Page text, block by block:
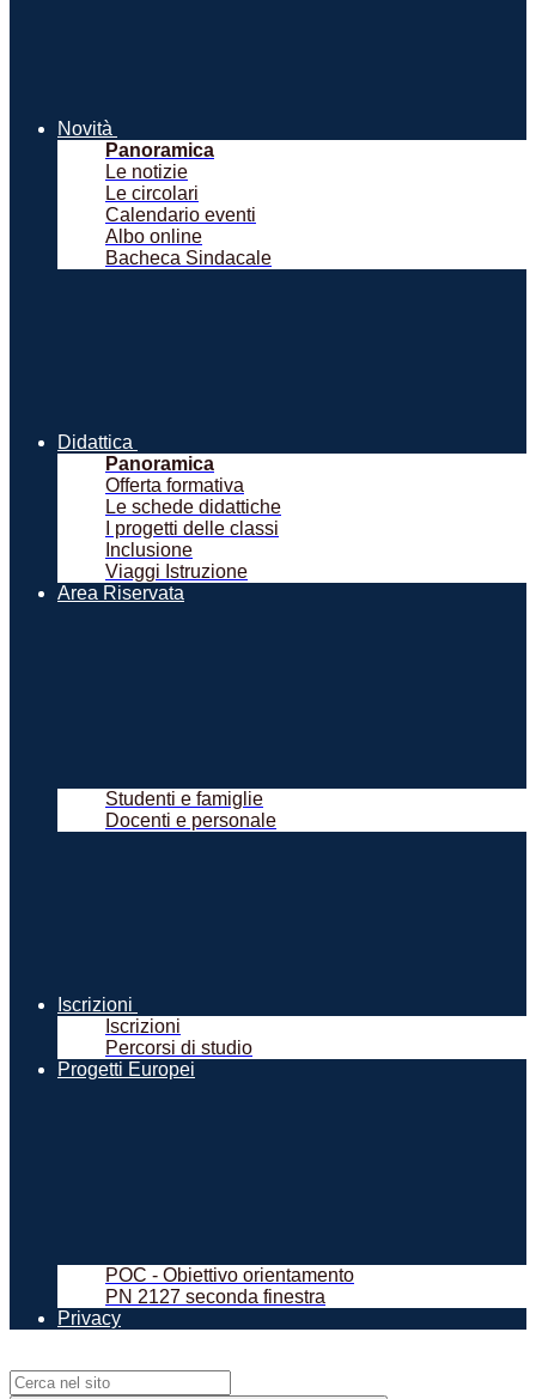
Novità
Panoramica
Le notizie
Le circolari
Calendario eventi
Albo online
Bacheca Sindacale
Didattica
Panoramica
Offerta formativa
Le schede didattiche
I progetti delle classi
Inclusione
Viaggi Istruzione
Area Riservata
Studenti e famiglie
Docenti e personale
Iscrizioni
Iscrizioni
Percorsi di studio
Progetti Europei
POC - Obiettivo orientamento
PN 2127 seconda finestra
Privacy